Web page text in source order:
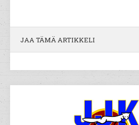
JAA TÄMÄ ARTIKKELI